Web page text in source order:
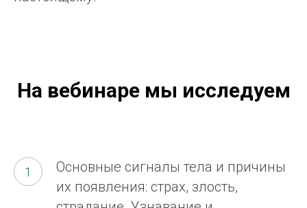
На вебинаре мы исследуем
Основные сигналы тела и причины
их появления: страх, злость,